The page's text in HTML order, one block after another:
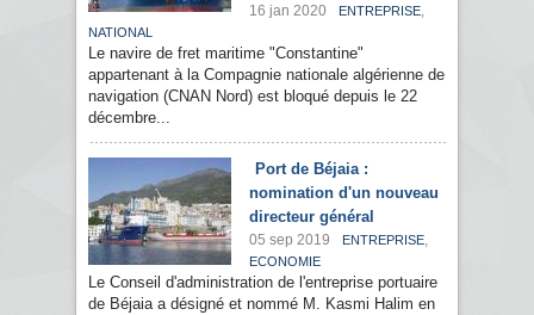
16 jan 2020 ENTREPRISE,
NATIONAL
Le navire de fret maritime "Constantine"
appartenant à la Compagnie nationale algérienne de
navigation (CNAN Nord) est bloqué depuis le 22
décembre...
Port de Béjaia :
nomination d'un nouveau
directeur général
05 sep 2019 ENTREPRISE,
ECONOMIE
Le Conseil d'administration de l'entreprise portuaire
de Béjaia a désigné et nommé M. Kasmi Halim en